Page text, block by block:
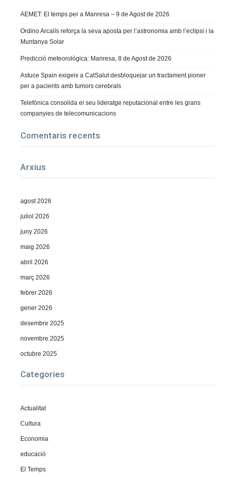
AEMET: El temps per a Manresa – 9 de Agost de 2026
Ordino Arcalís reforça la seva aposta per l’astronomia amb l’eclipsi i la
Muntanya Solar
Predicció meteorològica: Manresa, 8 de Agost de 2026
Astuce Spain exigeix a CatSalut desbloquejar un tractament pioner
per a pacients amb tumors cerebrals
Telefónica consolida el seu lideratge reputacional entre les grans
companyies de telecomunicacions
Comentaris recents
Arxius
agost 2026
juliol 2026
juny 2026
maig 2026
abril 2026
març 2026
febrer 2026
gener 2026
desembre 2025
novembre 2025
octubre 2025
Categories
Actualitat
Cultura
Economia
educació
El Temps